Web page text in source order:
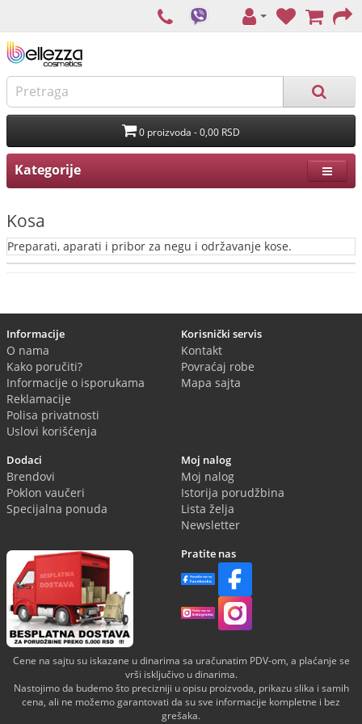
0 proizvoda - 0,00 RSD
Kategorije
Kosa
Preparati, aparati i pribor za negu i održavanje kose.
Informacije
O nama
Kako poručiti?
Informacije o isporukama
Reklamacije
Polisa privatnosti
Uslovi korišćenja
Korisnički servis
Kontakt
Povraćaj robe
Mapa sajta
Dodaci
Brendovi
Poklon vaučeri
Specijalna ponuda
Moj nalog
Moj nalog
Istorija porudžbina
Lista želja
Newsletter
Pratite nas
Cene na sajtu su iskazane u dinarima sa uračunatim PDV-om, a plaćanje se
vrši isključivo u dinarima.
Nastojimo da budemo što precizniji u opisu proizvoda, prikazu slika i samih
cena, ali ne možemo garantovati da su sve informacije kompletne i bez
grešaka.